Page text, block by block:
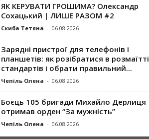
ЯК КЕРУВАТИ ГРОШИМА? Олександр
Сохацький | ЛИШЕ РАЗОМ #2
Скиба Тетяна - 06.08.2026
Зарядні пристрої для телефонів і
планшетів: як розібратися в розмаїтті
стандартів і обрати правильний...
Чепіль Олена - 06.08.2026
Боєць 105 бригади Михайло Дерлиця
отримав орден “За мужність”
Чепіль Олена - 06.08.2026